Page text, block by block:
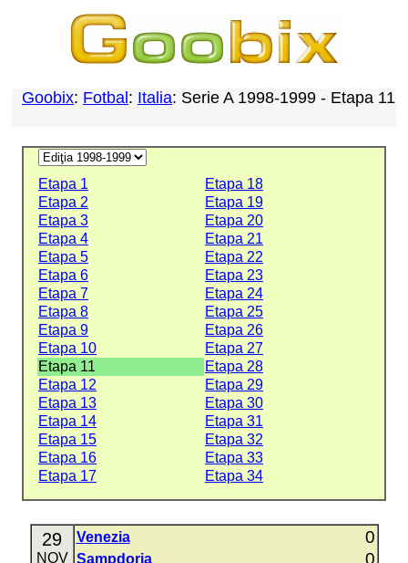
Goobix: Fotbal : Italia: Serie A 1998-1999 - Etapa 11
Etapa 1
Etapa 18
Etapa 2
Etapa 19
Etapa 3
Etapa 20
Etapa 4
Etapa 21
Etapa 5
Etapa 22
Etapa 6
Etapa 23
Etapa 7
Etapa 24
Etapa 8
Etapa 25
Etapa 9
Etapa 26
Etapa 10
Etapa 27
Etapa 11
Etapa 28
Etapa 12
Etapa 29
Etapa 13
Etapa 30
Etapa 14
Etapa 31
Etapa 15
Etapa 32
Etapa 16
Etapa 33
Etapa 17
Etapa 34
29
NOV
Venezia 0
Sampdoria 0